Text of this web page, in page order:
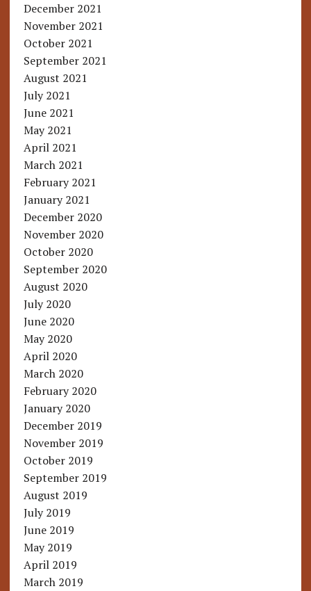
December 2021
November 2021
October 2021
September 2021
August 2021
July 2021
June 2021
May 2021
April 2021
March 2021
February 2021
January 2021
December 2020
November 2020
October 2020
September 2020
August 2020
July 2020
June 2020
May 2020
April 2020
March 2020
February 2020
January 2020
December 2019
November 2019
October 2019
September 2019
August 2019
July 2019
June 2019
May 2019
April 2019
March 2019